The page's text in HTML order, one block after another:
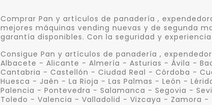
Comprar Pan y artículos de panadería ,
mejores máquinas vending nuevas y de segunda
garantía disponibles. Con la seguridad y
Consigue Pan y artículos de panadería ,
Albacete - Alicante - Almería - Asturias - Ávila -
Cantabria - Castellón - Ciudad Real - Córdoba -
Huesca - Jaén - La Rioja - Las Palmas - León -
Palencia - Pontevedra - Salamanca - Segovia -
Toledo - Valencia - Valladolid - Vizcaya - Zamora -